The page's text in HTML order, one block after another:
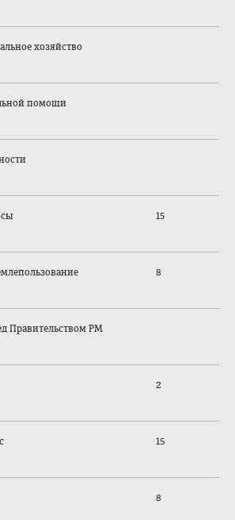
хозяйство
помощи
15
8
Правительством РМ
2
15
8